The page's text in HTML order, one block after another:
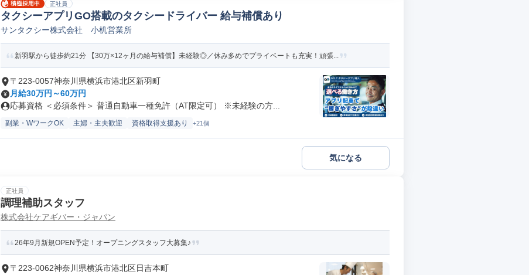
正社員
タクシーアプリGO搭載のタクシードライバー 給与補償あり
サンタクシー株式会社 小机営業所
新羽駅から徒歩約21分 【30万×12ヶ月の給与補償】未経験◎／休み多めでプライベートも充実！頑張...
〒223-0057神奈川県横浜市港北区新羽町
月給30万円～60万円
応募資格 ＜必須条件＞ 普通自動車一種免許（AT限定可） ※未経験の方...
副業・WワークOK 主婦・主夫歓迎 資格取得支援あり +21個
気になる
正社員
調理補助スタッフ
株式会社ケアギバー・ジャパン
26年9月新規OPEN予定！オープニングスタッフ大募集♪
〒223-0062神奈川県横浜市港北区日吉本町